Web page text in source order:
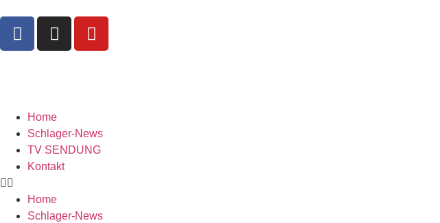
Home
Schlager-News
TV SENDUNG
Kontakt
Home
Schlager-News